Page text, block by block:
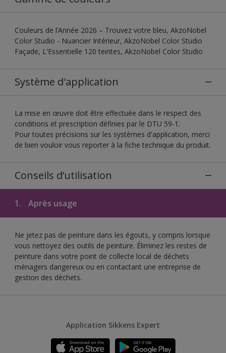
Couleurs de l’Année 2026 – Trouvez votre bleu, AkzoNobel
Color Studio - Nuancier Intérieur, AkzoNobel Color Studio
Façade, L'Essentielle 120 teintes, AkzoNobel Color Studio
Système d'application
La mise en œuvre doit être effectuée dans le respect des
conditions et prescription définies par le DTU 59-1.
Pour toutes précisions sur les systèmes d'application, merci
de bien vouloir vous reporter à la fiche technique du produit.
Conseils d’utilisation
1. Après usage
Ne jetez pas de peinture dans les égouts, y compris lorsque
vous nettoyez des outils de peinture. Éliminez les restes de
peinture dans votre point de collecte local de déchets
ménagers dangereux ou en contactant une entreprise de
gestion des déchets.
Application Sikkens Expert